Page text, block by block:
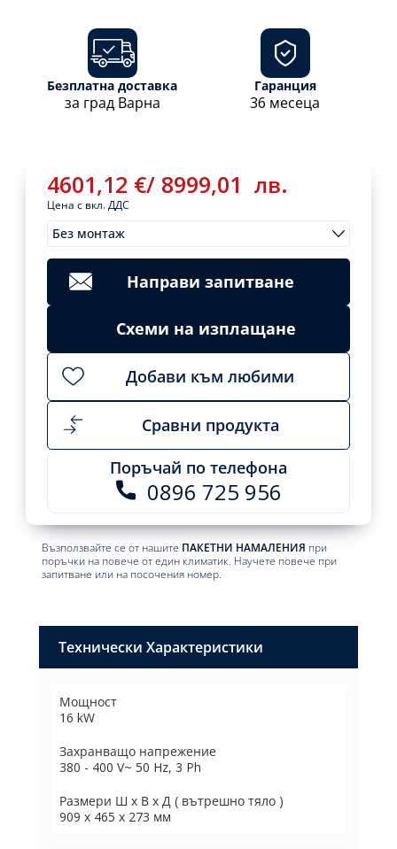
4601,12 €/ 8999,01 лв.
Цена с вкл. ДДС
Без монтаж
МонтажиClear
4601,12€/
8999,01
лв.Направи запитване
Схеми на изплащане
Добави към любими
Сравни продукта
Поръчай по телефона
0896 725 956
Възползвайте се от нашите ПАКЕТНИ НАМАЛЕНИЯ при
поръчки на повече от един климатик. Научете повече при
запитване или на посочения номер.
Безплатна доставка
за град Варна
Гаранция
36 месеца
Технически Характеристики
Мощност
16 kW
Захранващо напрежение
380 - 400 V~ 50 Hz, 3 Ph
Размери Ш х В х Д ( вътрешно тяло )
909 х 465 х 273 мм